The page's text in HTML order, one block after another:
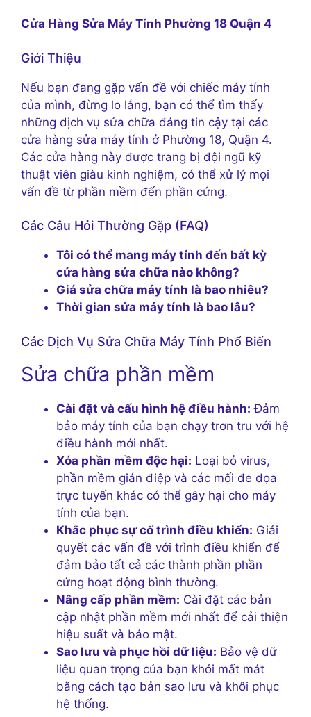
Cửa Hàng Sửa Máy Tính Phường 18 Quận 4
Giới Thiệu
Nếu bạn đang gặp vấn đề với chiếc máy tính
của mình, đừng lo lắng, bạn có thể tìm thấy
những dịch vụ sửa chữa đáng tin cậy tại các
cửa hàng sửa máy tính ở Phường 18, Quận 4.
Các cửa hàng này được trang bị đội ngũ kỹ
thuật viên giàu kinh nghiệm, có thể xử lý mọi
vấn đề từ phần mềm đến phần cứng.
Các Câu Hỏi Thường Gặp (FAQ)
Tôi có thể mang máy tính đến bất kỳ
cửa hàng sửa chữa nào không?
Giá sửa chữa máy tính là bao nhiêu?
Thời gian sửa máy tính là bao lâu?
Các Dịch Vụ Sửa Chữa Máy Tính Phổ Biến
Sửa chữa phần mềm
Cài đặt và cấu hình hệ điều hành: Đảm
bảo máy tính của bạn chạy trơn tru với hệ
điều hành mới nhất.
Xóa phần mềm độc hại: Loại bỏ virus,
phần mềm gián điệp và các mối đe dọa
trực tuyến khác có thể gây hại cho máy
tính của bạn.
Khắc phục sự cố trình điều khiển: Giải
quyết các vấn đề với trình điều khiển để
đảm bảo tất cả các thành phần phần
cứng hoạt động bình thường.
Nâng cấp phần mềm: Cài đặt các bản
cập nhật phần mềm mới nhất để cải thiện
hiệu suất và bảo mật.
Sao lưu và phục hồi dữ liệu: Bảo vệ dữ
liệu quan trọng của bạn khỏi mất mát
bằng cách tạo bản sao lưu và khôi phục
hệ thống.